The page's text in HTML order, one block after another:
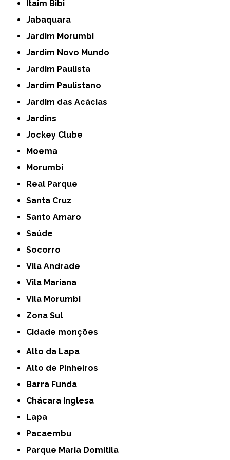
Itaim Bibi
Jabaquara
Jardim Morumbi
Jardim Novo Mundo
Jardim Paulista
Jardim Paulistano
Jardim das Acácias
Jardins
Jockey Clube
Moema
Morumbi
Real Parque
Santa Cruz
Santo Amaro
Saúde
Socorro
Vila Andrade
Vila Mariana
Vila Morumbi
Zona Sul
cidade monções
Alto da Lapa
Alto de Pinheiros
Barra Funda
Chácara Inglesa
Lapa
Pacaembu
Parque Maria Domitila